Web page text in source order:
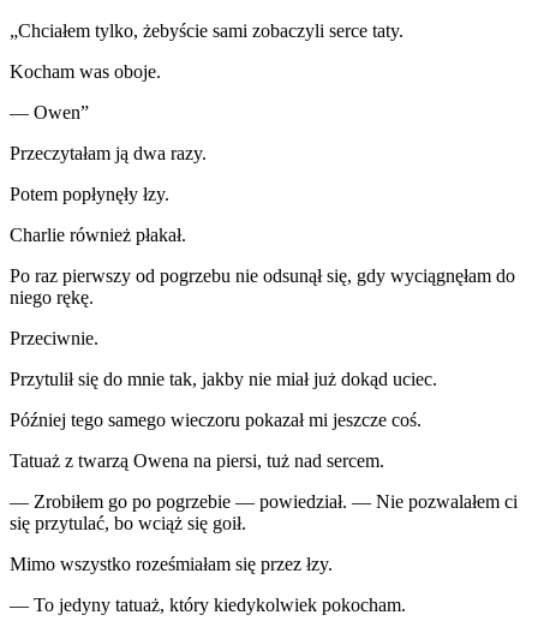
„Chciałem tylko, żebyście sami zobaczyli serce taty.
Kocham was oboje.
— Owen”
Przeczytałam ją dwa razy.
Potem popłynęły łzy.
Charlie również płakał.
Po raz pierwszy od pogrzebu nie odsunął się, gdy wyciągnęłam do
niego rękę.
Przeciwnie.
Przytulił się do mnie tak, jakby nie miał już dokąd uciec.
Później tego samego wieczoru pokazał mi jeszcze coś.
Tatuaż z twarzą Owena na piersi, tuż nad sercem.
— Zrobiłem go po pogrzebie — powiedział. — Nie pozwalałem ci
się przytulać, bo wciąż się goił.
Mimo wszystko roześmiałam się przez łzy.
— To jedyny tatuaż, który kiedykolwiek pokocham.